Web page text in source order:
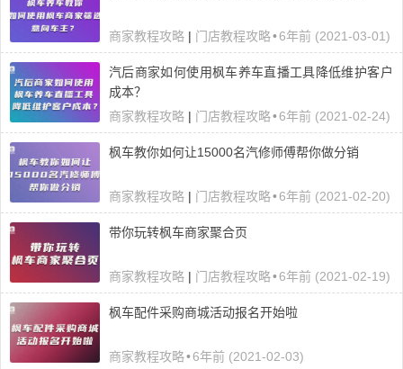
商家教程攻略 | 门店教程攻略•6年前 (2021-03-01)
汽后商家如何使用枫车养车直播工具降低维护客户
成本？
商家教程攻略 | 门店教程攻略•6年前 (2021-02-24)
枫车教你如何让15000名汽修师傅帮你做分销
商家教程攻略 | 门店教程攻略•6年前 (2021-02-20)
带你玩转枫车商家聚合页
商家教程攻略 | 门店教程攻略•6年前 (2021-02-19)
枫车配件采购商城活动报名开始啦
商家教程攻略•6年前 (2021-02-03)